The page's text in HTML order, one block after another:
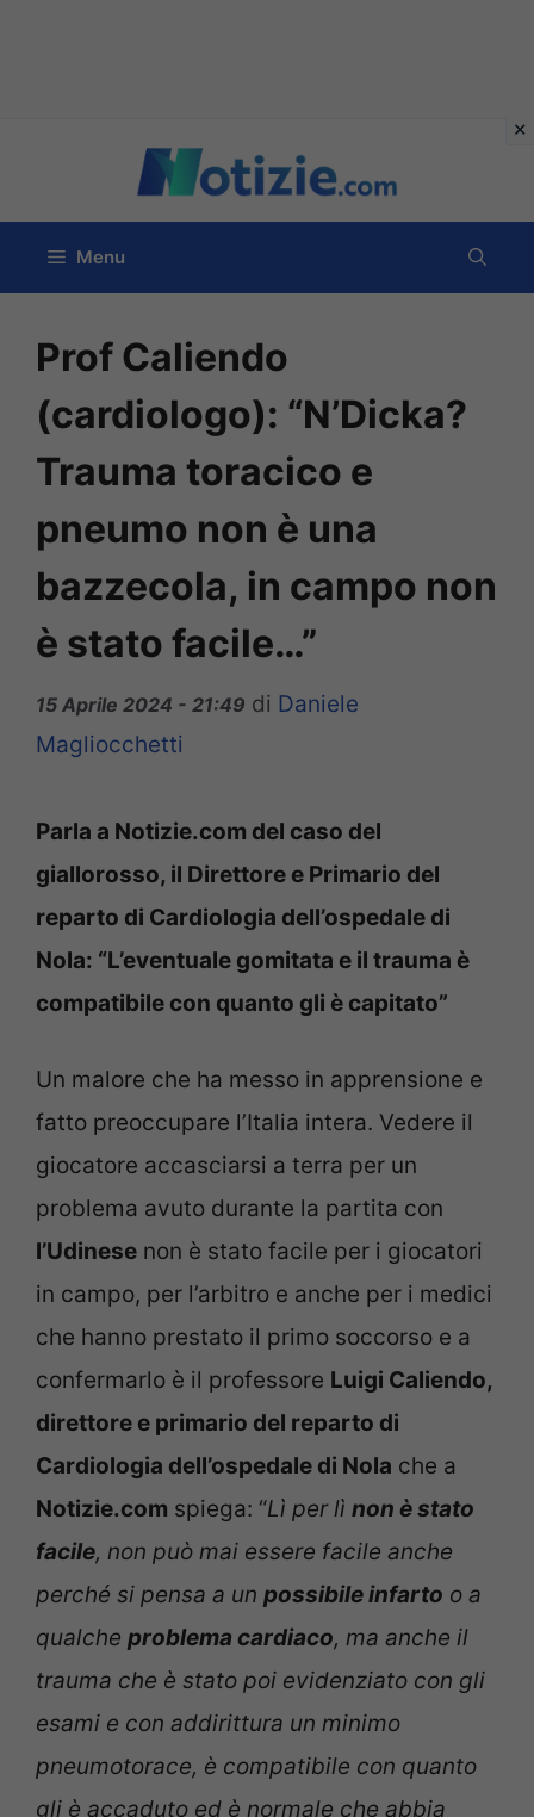
contenuto
Menu
Prof Caliendo
(cardiologo): “N’Dicka?
Trauma toracico e
pneumo non è una
bazzecola, in campo non
è stato facile…”
15 Aprile 2024 - 21:49 di Daniele
Magliocchetti
Parla a Notizie.com del caso del
giallorosso, il Direttore e Primario del
reparto di Cardiologia dell’ospedale di
Nola: “L’eventuale gomitata e il trauma è
compatibile con quanto gli è capitato”
Un malore che ha messo in apprensione e
fatto preoccupare l’Italia intera. Vedere il
giocatore accasciarsi a terra per un
problema avuto durante la partita con
l’Udinese non è stato facile per i giocatori
in campo, per l’arbitro e anche per i medici
che hanno prestato il primo soccorso e a
confermarlo è il professore Luigi Caliendo,
direttore e primario del reparto di
Cardiologia dell’ospedale di Nola che a
Notizie.com spiega: “Lì per lì non è stato
facile, non può mai essere facile anche
perché si pensa a un possibile infarto o a
qualche problema cardiaco, ma anche il
trauma che è stato poi evidenziato con gli
esami e con addirittura un minimo
pneumotorace, è compatibile con quanto
gli è accaduto ed è normale che abbia